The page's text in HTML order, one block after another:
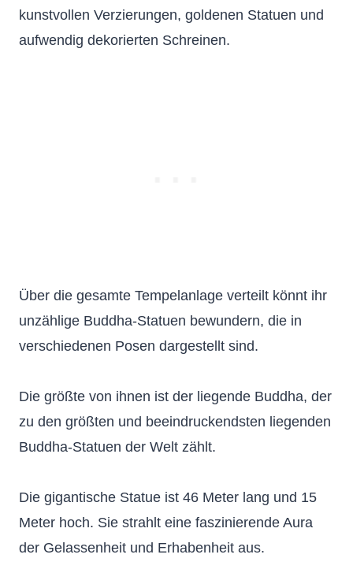
kunstvollen Verzierungen, goldenen Statuen und
aufwendig dekorierten Schreinen.
Über die gesamte Tempelanlage verteilt könnt ihr
unzählige Buddha-Statuen bewundern, die in
verschiedenen Posen dargestellt sind.
Die größte von ihnen ist der liegende Buddha, der
zu den größten und beeindruckendsten liegenden
Buddha-Statuen der Welt zählt.
Die gigantische Statue ist 46 Meter lang und 15
Meter hoch. Sie strahlt eine faszinierende Aura
der Gelassenheit und Erhabenheit aus.